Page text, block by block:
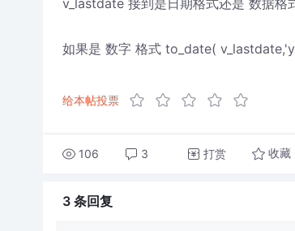
v_lastdate 接到是日期格式还是 数据格
如果是 数字 格式 to_date(
给本帖投票
106 3 打赏 收藏
3 条回复